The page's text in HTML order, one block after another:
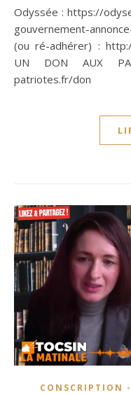
Odyssée : https://
gouvernement-
(ou ré-adhérer) :
UN DON AUX
patriotes.fr/don
CONSCRIPTION